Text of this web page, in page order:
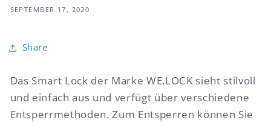
SEPTEMBER 17, 2020
Share
Das Smart Lock der Marke WE.LOCK sieht stilvoll
und einfach aus und verfügt über verschiedene
Entsperrmethoden. Zum Entsperren können Sie